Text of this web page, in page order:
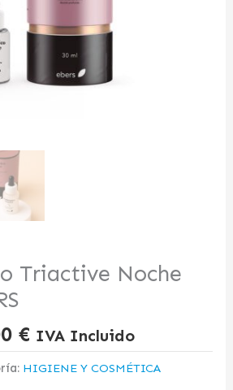
Triactive Noche
€ IVA Incluido
HIGIENE Y COSMÉTICA